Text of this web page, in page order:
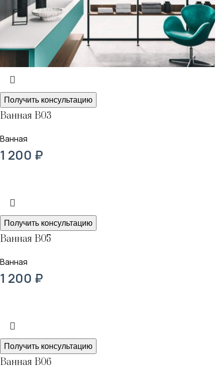
Получить консультацию
Ванная В03
Ванная
1 200 ₽
Получить консультацию
Ванная В05
Ванная
1 200 ₽
Получить консультацию
Ванная В06